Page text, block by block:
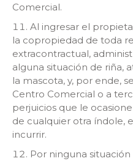
Comercial.
Al ingresar el
la copropiedad de toda
extracontractual,
alguna situación de riña,
la mascota, y, por ende,
Centro Comercial o a
perjuicios que le
de cualquier otra índole,
incurrir.
Por ninguna